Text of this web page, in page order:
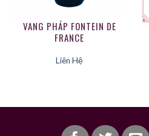
VANG PHÁP FONTEIN DE
FRANCE
Liên Hệ